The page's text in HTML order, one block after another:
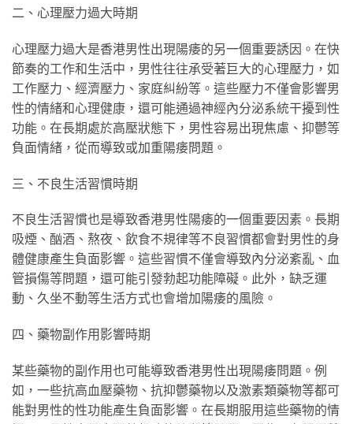
二、心理壓力過大時期
心理壓力過大是香港男性出現陽痿的另一個重要誘因。在快
節奏的工作和生活中，男性往往承受著巨大的心理壓力，如
工作壓力、經濟壓力、家庭糾紛等。這些壓力不僅會影響男
性的情緒和心理健康，還可能通過神經內分泌系統干擾到性
功能。在長期處於高壓狀態下，男性容易出現焦慮、抑鬱等
負面情緒，從而導致或加重陽痿問題。
三、不良生活習慣時期
不良生活習慣也是導致香港男性陽痿的一個重要因素。長期
吸煙、酗酒、熬夜、飲食不規律等不良習慣都會對男性的身
體健康產生負面影響。這些習慣不僅會導致內分泌紊亂、血
管損傷等問題，還可能引發勃起功能障礙。此外，缺乏運
動、久坐不動等生活方式也會增加陽痿的風險。
四、藥物副作用影響時期
某些藥物的副作用也可能導致香港男性出現陽痿問題。例
如，一些抗高血壓藥物、抗抑鬱藥物以及激素類藥物等都可
能對男性的性功能產生負面影響。在長期服用這些藥物的情